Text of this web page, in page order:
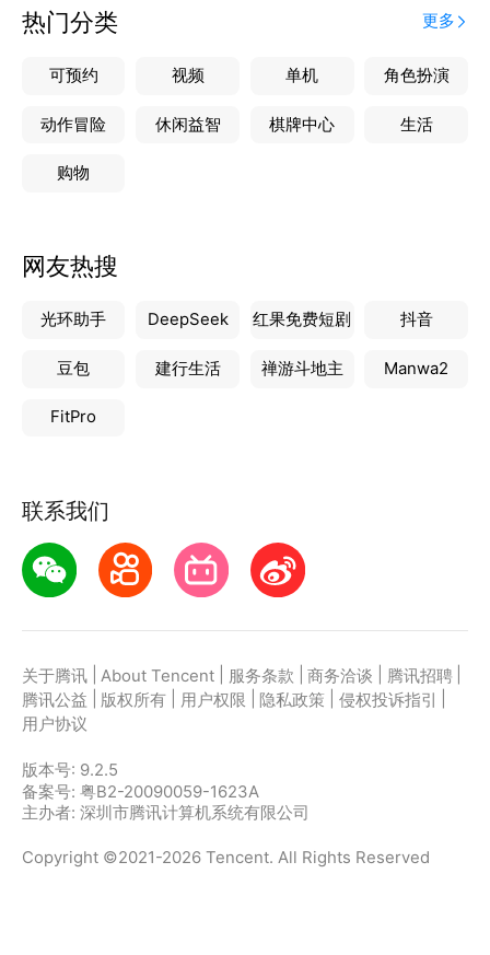
热门分类 更多
可预约 视频 单机 角色扮演
动作冒险 休闲益智 棋牌中心 生活
购物
网友热搜
光环助手 DeepSeek 红果免费短剧 抖音
豆包 建行生活 禅游斗地主 Manwa2
FitPro
联系我们
关于腾讯 About Tencent 服务条款 商务洽谈 腾讯招聘
腾讯公益
版权所有 用户权限 隐私政策 侵权投诉指引
用户协议
版本号: 9.2.5
备案号: 粤B2-20090059-1623A
主办者: 深圳市腾讯计算机系统有限公司
Copyright ©2021-2026 Tencent. All Rights Reserved